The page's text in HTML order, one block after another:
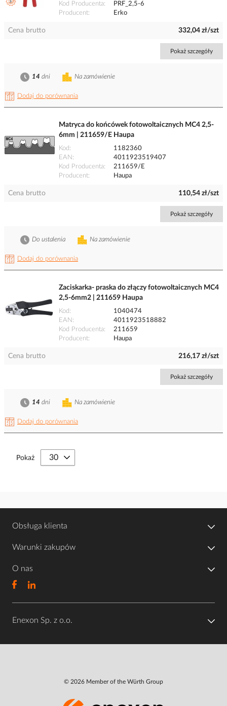
Kod Producenta
PRF_2,5-6
Producent
Erko
Cena brutto 332,04 zł/szt
Pokaż szczegóły
Dodaj do porównania
Na zamówienie
14 dni
Matryca do końcówek fotowoltaicznych MC4 2,5-
6mm | 211659/E Haupa
Kod
1182360
EAN
4011923519407
Kod Producenta
211659/E
Producent
Haupa
Cena brutto 110,54 zł/szt
Pokaż szczegóły
Dodaj do porównania
Na zamówienie
Do ustalenia
Zaciskarka- praska do złączy fotowoltaicznych MC4
2,5-6mm2 | 211659 Haupa
Kod
1040474
EAN
4011923518882
Kod Producenta
211659
Producent
Haupa
Cena brutto 216,17 zł/szt
Pokaż szczegóły
Dodaj do porównania
Na zamówienie
14 dni
Pokaż
Obsługa klienta
Warunki zakupów
O nas
Enexon Sp. z o.o.
© 2026 Member of the Würth Group